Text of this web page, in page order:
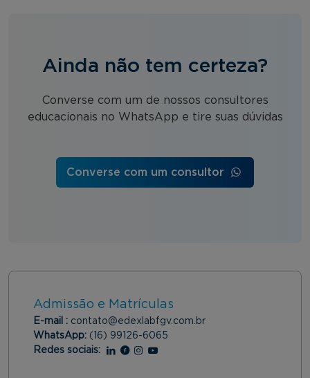
Ainda não tem certeza?
Converse com um de nossos consultores
educacionais no WhatsApp e tire suas dúvidas
Converse com um consultor
Admissão e Matrículas
E-mail : contato@edexlabfgv.com.br
WhatsApp: (16) 99126-6065
Redes sociais:
Linkedin
Facebook
Instagram